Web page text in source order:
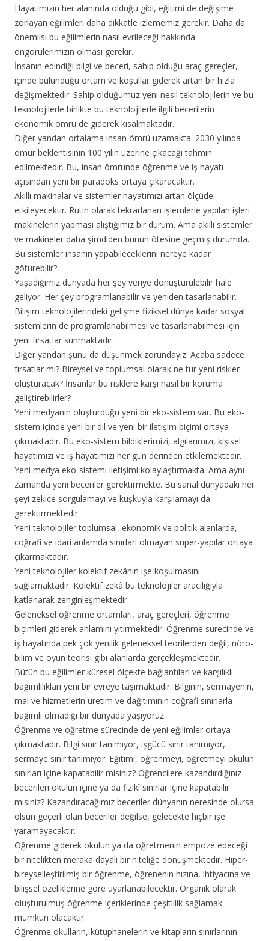
Hayatımızın her alanında olduğu gibi, eğitimi de değişime
zorlayan eğilimleri daha dikkatle izlememiz gerekir. Daha da
önemlisi bu eğilimlerin nasıl evrileceği hakkında
öngörülerimizin olması gerekir.
İnsanın edindiği bilgi ve beceri, sahip olduğu araç gereçler,
içinde bulunduğu ortam ve koşullar giderek artan bir hızla
değişmektedir. Sahip olduğumuz yeni nesil teknolojilerin ve bu
teknolojilerle birlikte bu teknolojilerle ilgili becerilerin
ekonomik ömrü de giderek kısalmaktadır.
Diğer yandan ortalama insan ömrü uzamakta. 2030 yılında
ömür beklentisinin 100 yılın üzerine çıkacağı tahmin
edilmektedir. Bu, insan ömründe öğrenme ve iş hayatı
açısından yeni bir paradoks ortaya çıkaracaktır.
Akıllı makinalar ve sistemler hayatımızı artan ölçüde
etkileyecektir. Rutin olarak tekrarlanan işlemlerle yapılan işleri
makinelerin yapması alıştığımız bir durum. Ama akıllı sistemler
ve makineler daha şimdiden bunun ötesine geçmiş durumda.
Bu sistemler insanın yapabileceklerini nereye kadar
götürebilir?
Yaşadığımız dünyada her şey veriye dönüştürülebilir hale
geliyor. Her şey programlanabilir ve yeniden tasarlanabilir.
Bilişim teknolojilerindeki gelişme fiziksel dünya kadar sosyal
sistemlerin de programlanabilmesi ve tasarlanabilmesi için
yeni fırsatlar sunmaktadır.
Diğer yandan şunu da düşünmek zorundayız: Acaba sadece
fırsatlar mı? Bireysel ve toplumsal olarak ne tür yeni riskler
oluşturacak? İnsanlar bu risklere karşı nasıl bir koruma
geliştirebilirler?
Yeni medyanın oluşturduğu yeni bir eko-sistem var. Bu eko-
sistem içinde yeni bir dil ve yeni bir iletişim biçimi ortaya
çıkmaktadır. Bu eko-sistem bildiklerimizi, algılarımızı, kişisel
hayatımızı ve iş hayatımızı her gün derinden etkilemektedir.
Yeni medya eko-sistemi iletişimi kolaylaştırmakta. Ama aynı
zamanda yeni beceriler gerektirmekte. Bu sanal dünyadaki her
şeyi zekice sorgulamayı ve kuşkuyla karşılamayı da
gerektirmektedir.
Yeni teknolojiler toplumsal, ekonomik ve politik alanlarda,
coğrafi ve idari anlamda sınırları olmayan süper-yapılar ortaya
çıkarmaktadır.
Yeni teknolojiler kolektif zekânın işe koşulmasını
sağlamaktadır. Kolektif zekâ bu teknolojiler aracılığıyla
katlanarak zenginleşmektedir.
Geleneksel öğrenme ortamları, araç gereçleri, öğrenme
biçimleri giderek anlamını yitirmektedir. Öğrenme sürecinde ve
iş hayatında pek çok yenilik geleneksel teorilerden değil, nöro-
bilim ve oyun teorisi gibi alanlarda gerçekleşmektedir.
Bütün bu eğilimler küresel ölçekte bağlantıları ve karşılıklı
bağımlılıkları yeni bir evreye taşımaktadır. Bilginin, sermayenin,
mal ve hizmetlerin üretim ve dağıtımının coğrafi sınırlarla
bağımlı olmadığı bir dünyada yaşıyoruz.
Öğrenme ve öğretme sürecinde de yeni eğilimler ortaya
çıkmaktadır. Bilgi sınır tanımıyor, işgücü sınır tanımıyor,
sermaye sınır tanımıyor. Eğitimi, öğrenmeyi, öğretmeyi okulun
sınırları içine kapatabilir misiniz? Öğrencilere kazandırdığınız
becerileri okulun içine ya da fizikî sınırlar içine kapatabilir
misiniz? Kazandıracağımız beceriler dünyanın neresinde olursa
olsun geçerli olan beceriler değilse, gelecekte hiçbir işe
yaramayacaktır.
Öğrenme giderek okulun ya da öğretmenin empoze edeceği
bir nitelikten meraka dayalı bir niteliğe dönüşmektedir. Hiper-
bireyselleştirilmiş bir öğrenme, öğrenenin hızına, ihtiyacına ve
bilişsel özeliklerine göre uyarlanabilecektir. Organik olarak
oluşturulmuş öğrenme içeriklerinde çeşitlilik sağlamak
mümkün olacaktır.
Öğrenme okulların, kütüphanelerin ve kitapların sınırlarının